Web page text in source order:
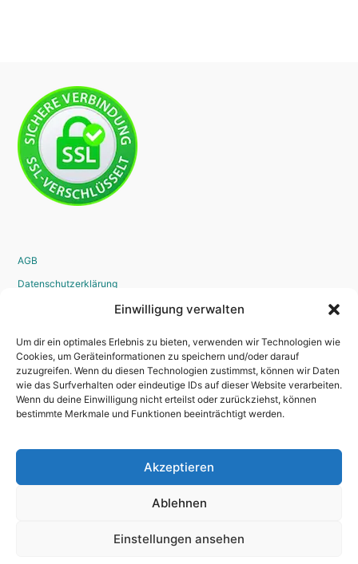
Einwilligung verwalten
Um dir ein optimales Erlebnis zu bieten, verwenden wir Technologien wie
Cookies, um Geräteinformationen zu speichern und/oder darauf
zuzugreifen. Wenn du diesen Technologien zustimmst, können wir Daten
wie das Surfverhalten oder eindeutige IDs auf dieser Website verarbeiten.
Wenn du deine Einwilligung nicht erteilst oder zurückziehst, können
bestimmte Merkmale und Funktionen beeinträchtigt werden.
Akzeptieren
Ablehnen
Einstellungen ansehen
AGB
Datenschutzerklärung
Impressum
Bestellvorgang